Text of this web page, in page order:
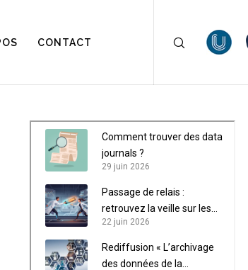
CONTACT
Comment trouver des data
journals ?
29 juin 2026
Passage de relais :
retrouvez la veille sur les
données de recherche sur
LaLIST
22 juin 2026
Rediffusion « L’archivage
des données de la